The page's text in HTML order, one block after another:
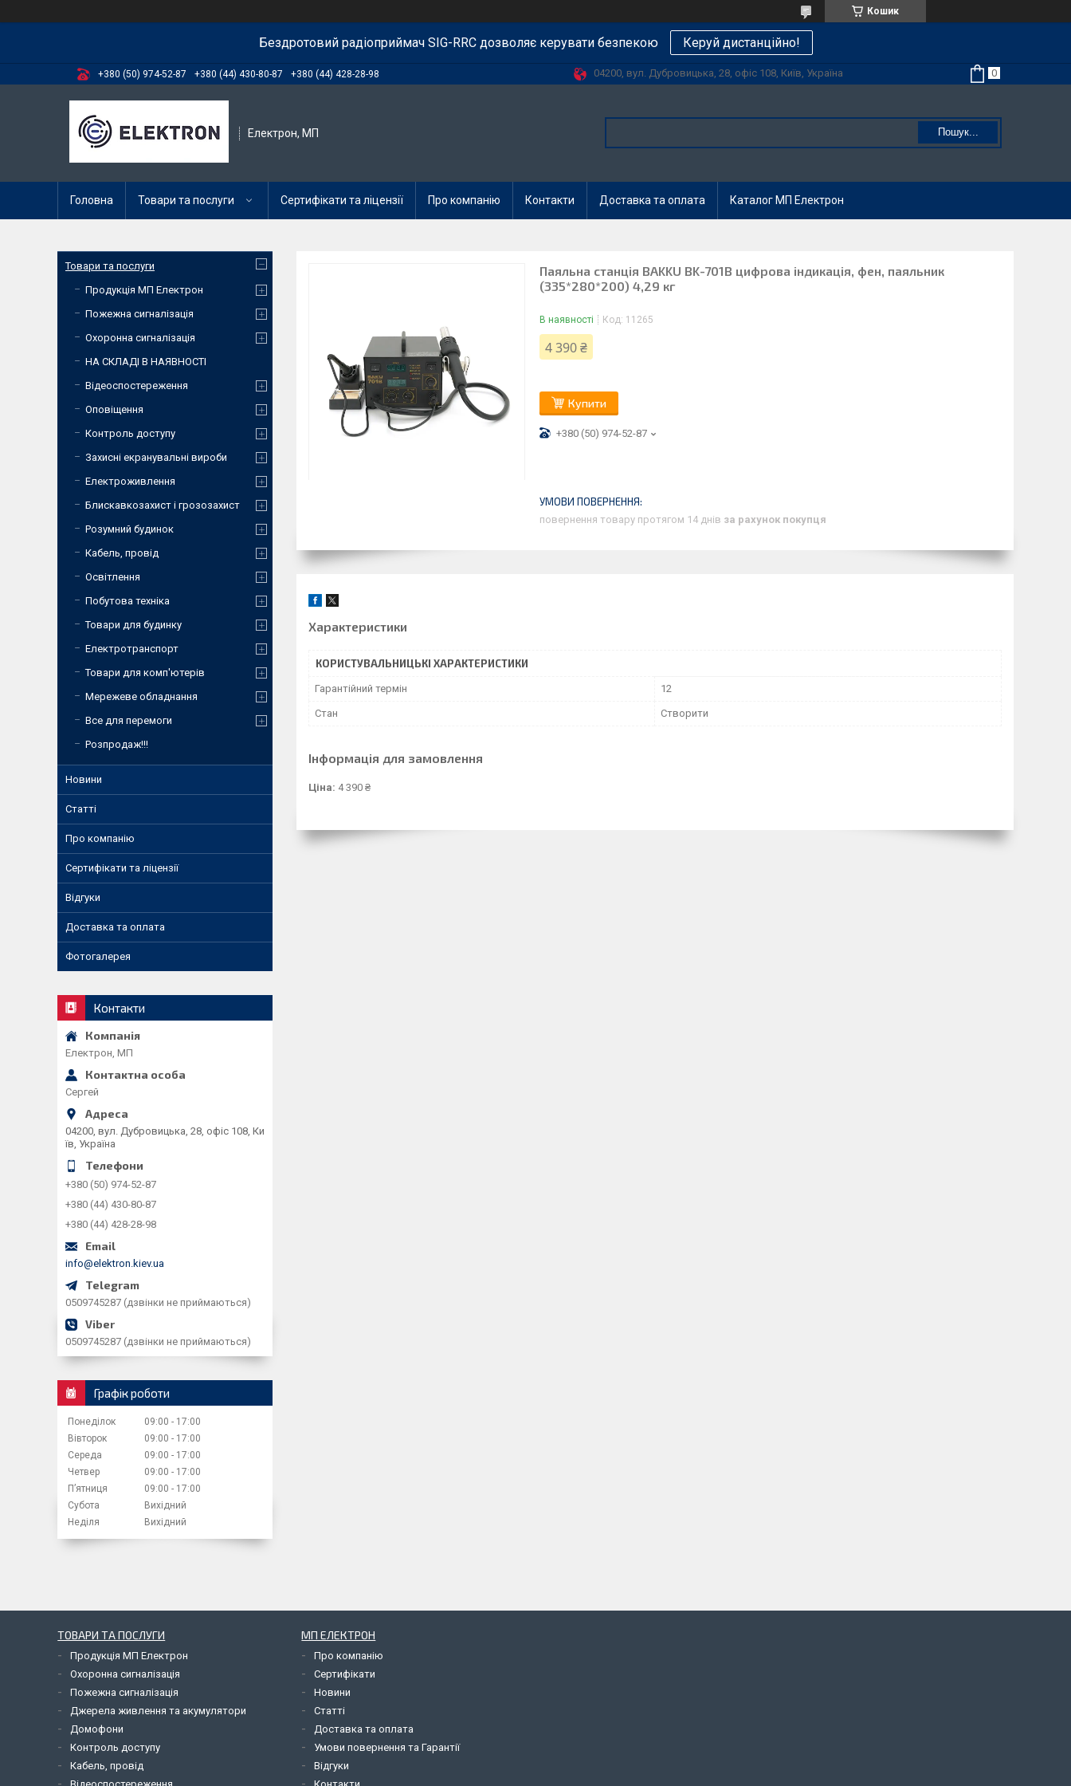
Кошик
Бездротовий радіоприймач SIG-RRC дозволяє керувати безпекою Керуй дистанційно!
+380 (50) 974-52-87 +380 (44) 430-80-87 +380 (44) 428-28-98 04200, вул. Дубровицька, 28, офіс 108, Київ, Україна
Електрон, МП Пошук...
Головна Товари та послуги Сертифікати та ліцензії Про компанію Контакти Доставка та оплата Каталог МП Електрон
Паяльна станція BAKKU BK-701B цифрова індикація, фен, паяльник
(335*280*200) 4,29 кг
В наявності Код: 11265
4 390 ₴
Купити
+380 (50) 974-52-87
повернення товару протягом 14 днів за рахунок покупця
Характеристики
КОРИСТУВАЛЬНИЦЬКІ ХАРАКТЕРИСТИКИ
Гарантійний термін 12
Стан Створити
Інформація для замовлення
Ціна: 4 390 ₴
Товари та послуги
Продукція МП Електрон
Пожежна сигналізація
Охоронна сигналізація
НА СКЛАДІ В НАЯВНОСТІ
Відеоспостереження
Оповіщення
Контроль доступу
Захисні екранувальні вироби
Електроживлення
Блискавкозахист і грозозахист
Розумний будинок
Кабель, провід
Освітлення
Побутова техніка
Товари для будинку
Електротранспорт
Товари для комп'ютерів
Мережеве обладнання
Все для перемоги
Розпродаж!!!
Новини
Статті
Про компанію
Сертифікати та ліцензії
Відгуки
Доставка та оплата
Фотогалерея
Контакти
Електрон, МП
Сергей
04200, вул. Дубровицька, 28, офіс 108, Ки
їв, Україна
+380 (50) 974-52-87
+380 (44) 430-80-87
+380 (44) 428-28-98
info@elektron.kiev.ua
0509745287 (дзвінки не приймаються)
0509745287 (дзвінки не приймаються)
Графік роботи
Понеділок 09:00
17:00
Вівторок
09:00
17:00
Середа
09:00
17:00
Четвер
09:00
17:00
Пʼятниця
09:00
17:00
Субота
Вихідний
Неділя
Вихідний
ТОВАРИ ТА ПОСЛУГИ
Продукція МП Електрон
Охоронна сигналізація
Пожежна сигналізація
Джерела живлення та акумулятори
Домофони
Контроль доступу
Кабель, провід
МП ЕЛЕКТРОН
Про компанію
Сертифікати
Новини
Статті
Доставка та оплата
Умови повернення та Гарантії
Відгуки